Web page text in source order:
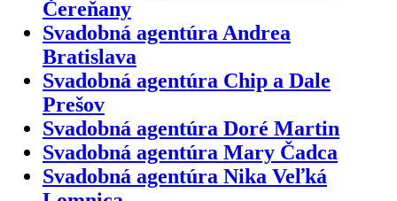
Čereňany
Svadobná agentúra Andrea
Bratislava
Svadobná agentúra Chip a Dale
Prešov
Svadobná agentúra Doré Martin
Svadobná agentúra Mary Čadca
Svadobná agentúra Nika Veľká